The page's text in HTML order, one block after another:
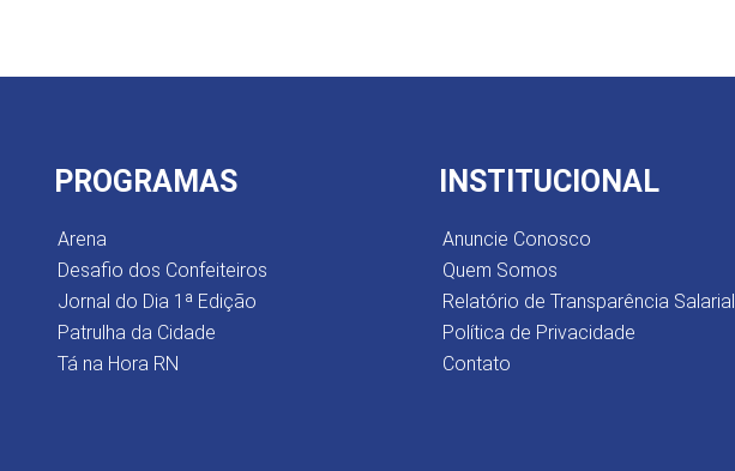
PROGRAMAS
Arena
Desafio dos Confeiteiros
Jornal do Dia 1ª Edição
Patrulha da Cidade
Tá na Hora RN
INSTITUCIONAL
Anuncie Conosco
Quem Somos
Relatório de Transparência Salarial
Política de Privacidade
Contato